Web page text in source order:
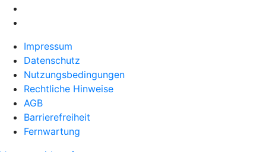
Impressum
Datenschutz
Nutzungsbedingungen
Rechtliche Hinweise
AGB
Barrierefreiheit
Fernwartung